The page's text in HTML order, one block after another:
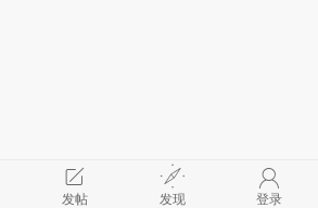
发帖 发现 登录